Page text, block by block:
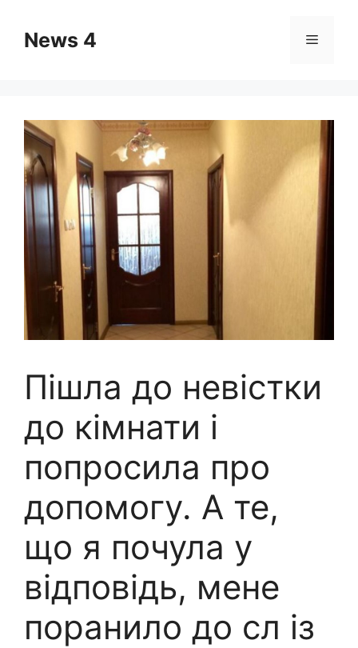
contentNews 4 Menu
Пішла до невістки
до кімнати і
попросила про
допомогу. А те,
що я почула у
відповідь, мене
поранило до сл із